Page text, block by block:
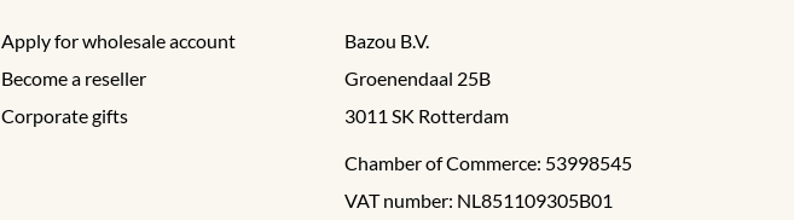
Apply for wholesale account
Become a reseller
Corporate gifts
Bazou B.V.
Groenendaal 25B
3011 SK Rotterdam
Chamber of Commerce: 53998545
VAT number: NL851109305B01